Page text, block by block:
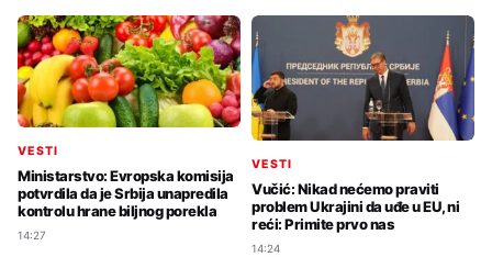
VESTI
Ministarstvo: Evropska komisija
potvrdila da je Srbija unapredila
kontrolu hrane biljnog porekla
14:27
VESTI
Vučić: Nikad nećemo praviti
problem Ukrajini da uđe u EU, ni
reći: Primite prvo nas
14:24